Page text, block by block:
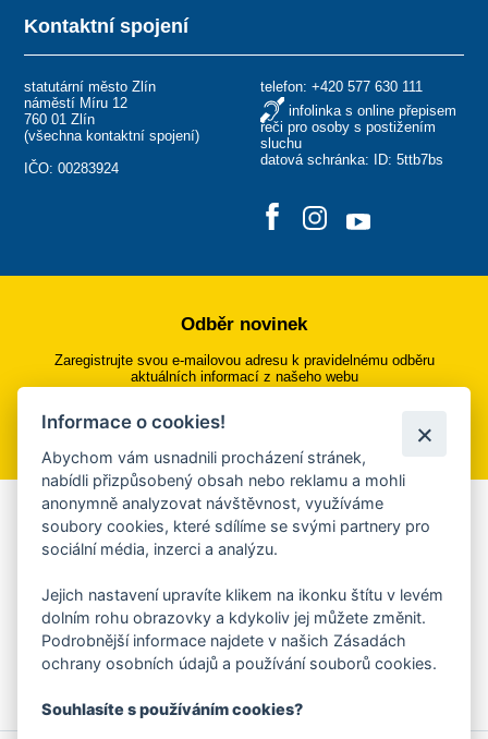
Kontaktní spojení
statutární město Zlín
náměstí Míru 12
760 01 Zlín
(všechna kontaktní spojení)
IČO: 00283924
telefon: +420 577 630 111
infolinka s online přepisem
řeči pro osoby s postižením
sluchu
datová schránka: ID: 5ttb7bs
Odběr novinek
Zaregistrujte svou e-mailovou adresu k pravidelnému odběru
aktuálních informací z našeho webu
Přihlásit se k odběru
Aplikace Mobilní rozhlas
Chcete dostávat do svého mobilu či mailu upozornění na
ankety, pozvánky na kulturní a sportovní akce?
Více informací o aplikaci
Informace o cookies!
Abychom vám usnadnili procházení stránek,
nabídli přizpůsobený obsah nebo reklamu a mohli
anonymně analyzovat návštěvnost, využíváme
soubory cookies, které sdílíme se svými partnery pro
sociální média, inzerci a analýzu.
Jejich nastavení upravíte klikem na ikonku štítu v levém
dolním rohu obrazovky a kdykoliv jej můžete změnit.
Podrobnější informace najdete v našich Zásadách
ochrany osobních údajů a používání souborů cookies.
Souhlasíte s používáním cookies?